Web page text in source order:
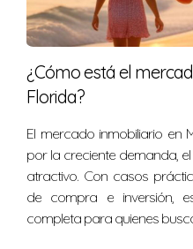
mayor a corto plazo.
Proteger tu hogar no
gasto imposible. Con
puedes tomar
HABLA CON UN
PREGUNTAS
¿Cómo está el
Florida?
El mercado inmobiliario en
por la creciente demanda,
atractivo. Con casos
de compra e inversión,
completa para quienes